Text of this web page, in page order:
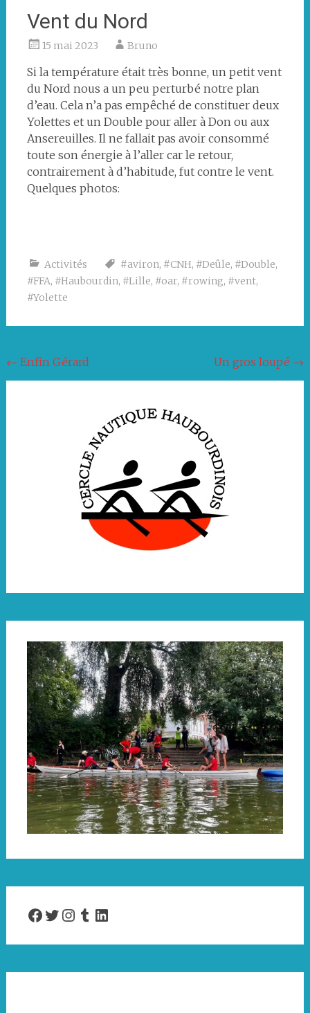
Vent du Nord
15 mai 2023 Bruno
Si la température était très bonne, un petit vent
du Nord nous a un peu perturbé notre plan
d’eau. Cela n’a pas empêché de constituer deux
Yolettes et un Double pour aller à Don ou aux
Ansereuilles. Il ne fallait pas avoir consommé
toute son énergie à l’aller car le retour,
contrairement à d’habitude, fut contre le vent.
Quelques photos:
de
barreur
Activités #aviron, #CNH, #Deûle, #Double,
#FFA, #Haubourdin, #Lille, #oar, #rowing, #vent,
#Yolette
Navigation
de
← Enfin Gérard Un gros loupé →
Facebook
Twitter
Instagram
Tumblr
LinkedIn